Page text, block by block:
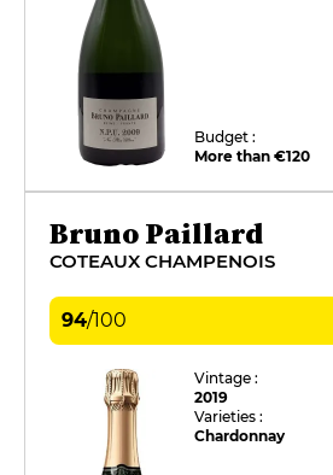
Budget :
More than €120
Bruno Paillard
COTEAUX CHAMPENOIS
94/100
Vintage :
2019
Varieties :
Chardonnay